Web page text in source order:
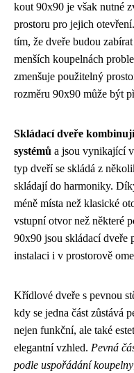
kout 90x90 je však nutné
prostoru pro jejich
tím, že dveře budou
menších koupelnách
zmenšuje použitelný
rozměru 90x90 může být
Skládací dveře
systémů a jsou vynikající
typ dveří se skládá z
skládají do harmoniky.
méně místa než klasické
vstupní otvor než některé
90x90 jsou skládací dveře
instalaci i v prostorově
Křídlové dveře s pevnou
kdy se jedna část zůstává
nejen funkční, ale také
elegantní vzhled. Pevná
podle uspořádání koupelny